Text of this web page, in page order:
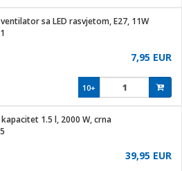
sa LED rasvjetom, E27, 11W
7,95 EUR
10+
1.5 l, 2000 W, crna
39,95 EUR